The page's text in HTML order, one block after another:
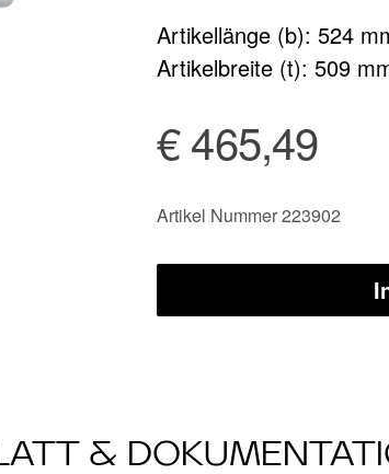
Artikellänge (b): 524
Artikelbreite (t): 509
€ 465,49
Artikel Nummer 223902
&